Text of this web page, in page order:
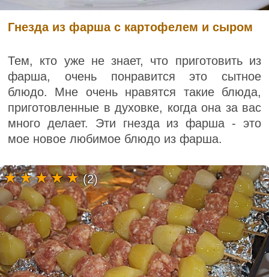
Гнезда из фарша с картофелем и сыром
Тем, кто уже не знает, что приготовить из
фарша, очень понравится это сытное
блюдо. Мне очень нравятся такие блюда,
приготовленные в духовке, когда она за вас
много делает. Эти гнезда из фарша - это
мое новое любимое блюдо из фарша.
(2)